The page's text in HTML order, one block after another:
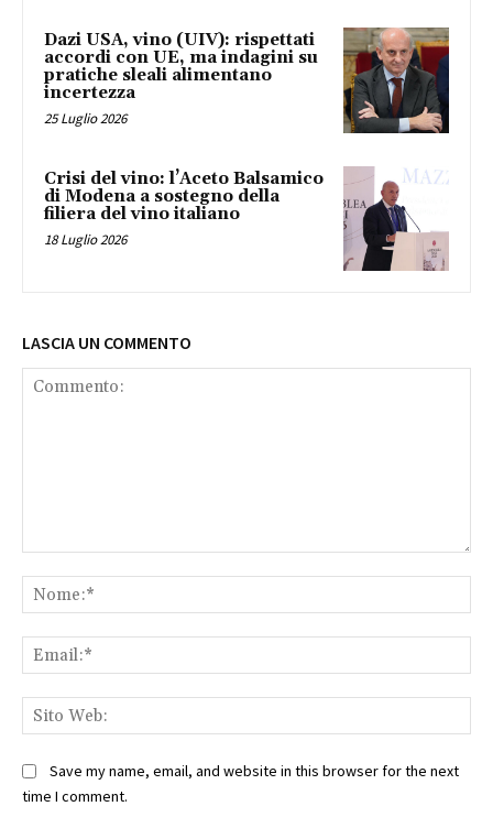
Dazi USA, vino (UIV): rispettati
accordi con UE, ma indagini su
pratiche sleali alimentano
incertezza
25 Luglio 2026
Crisi del vino: l’Aceto Balsamico
di Modena a sostegno della
filiera del vino italiano
18 Luglio 2026
LASCIA UN COMMENTO
Save my name, email, and website in this browser for the next
time I comment.